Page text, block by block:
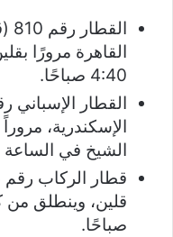
القاهرة مرورًا
4:40 صباحًا.
الإسكندرية،
الشيخ في الساعة 5:04 صباحاً.
صباحًا.